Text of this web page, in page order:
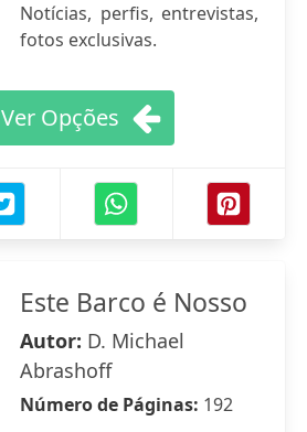
Notícias, perfis, entrevistas,
fotos exclusivas.
Ver Opções
Este Barco é Nosso
Autor: D. Michael
Abrashoff
Número de Páginas: 192